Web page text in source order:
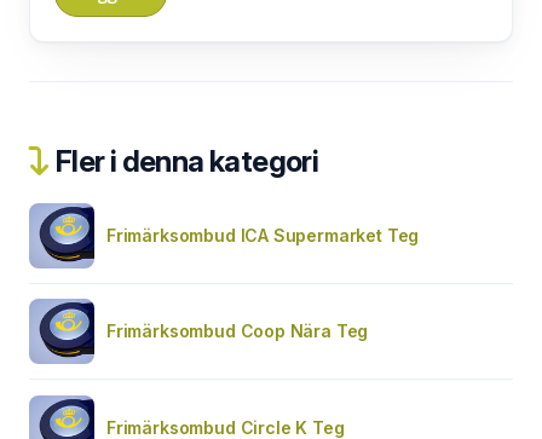
Fler i denna kategori
Frimärksombud ICA Supermarket Teg
Frimärksombud Coop Nära Teg
Frimärksombud Circle K Teg